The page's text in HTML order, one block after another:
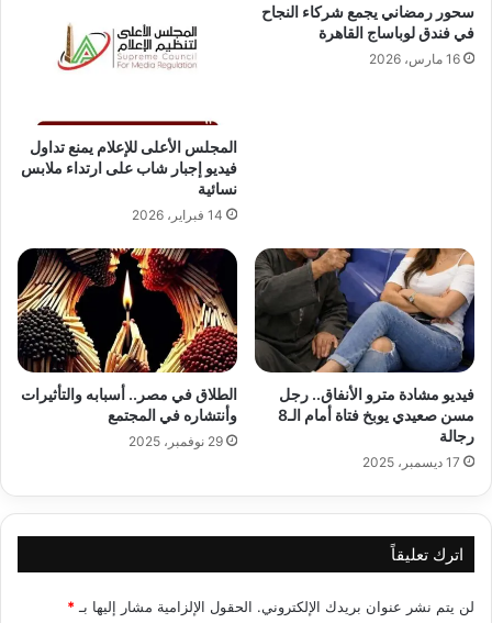
سحور رمضاني يجمع شركاء النجاح
في فندق لوباساج القاهرة
16 مارس، 2026
المجلس الأعلى للإعلام يمنع تداول
فيديو إجبار شاب على ارتداء ملابس
نسائية
14 فبراير، 2026
فيديو مشادة مترو الأنفاق.. رجل
مسن صعيدي يوبخ فتاة أمام الـ8
رجالة
17 ديسمبر، 2025
الطلاق في مصر.. أسبابه والتأثيرات
وأنتشاره في المجتمع
29 نوفمبر، 2025
اترك تعليقاً
لن يتم نشر عنوان بريدك الإلكتروني. الحقول الإلزامية مشار إليها بـ *